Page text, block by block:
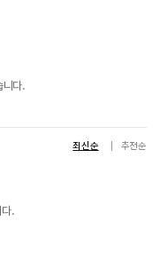
니다.
최신순 추천순
.